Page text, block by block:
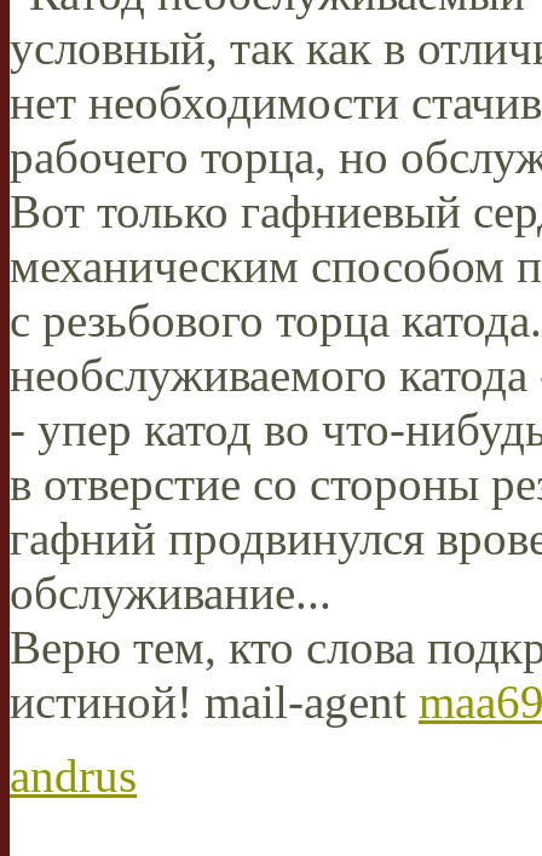
условный, так как в
нет необходимости
рабочего торца, но
Вот только гафниевый
механическим способом
с резьбового торца
необслуживаемого
- упер катод во что-
в отверстие со стороны
гафний продвинулся
обслуживание...
Верю тем, кто слова
истиной! mail-agent
andrus